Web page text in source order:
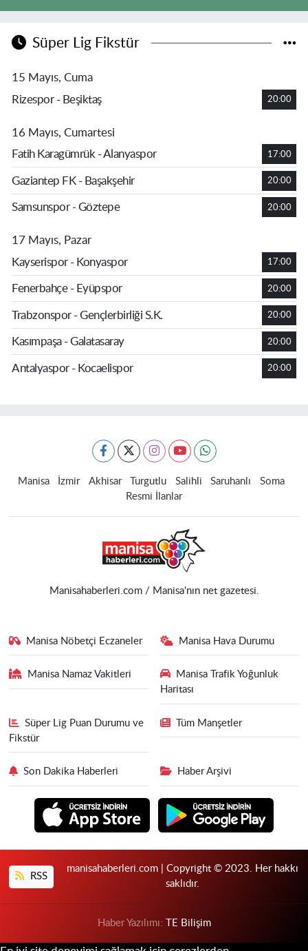
Süper Lig Fikstür
15 Mayıs, Cuma
Rizespor - Beşiktaş
20:00
16 Mayıs, Cumartesi
Fatih Karagümrük - Alanyaspor
17:00
Gaziantep FK - Başakşehir 20:00
Samsunspor - Göztepe 20:00
17 Mayıs, Pazar
Kayserispor - Konyaspor
17:00
Fenerbahçe - Eyüpspor 20:00
Trabzonspor - Gençlerbirliği S.K. 20:00
Kasımpaşa - Galatasaray 20:00
Antalyaspor - Kocaelispor 20:00
Manisa İzmir Akhisar Turgutlu Salihli Saruhanlı
Soma
Resmi İlanlar
Manisahaberleri.com / Manisa'nın net gazetesi.
Manisa Nöbetçi Eczaneler Manisa Hava Durumu
Manisa Namaz Vakitleri
Manisa Trafik Yoğunluk
Haritası
Süper Lig Puan Durumu ve
Fikstür
Tüm Manşetler
Son Dakika Haberleri Haber Arşivi
RSS
manisahaberleri.com | Copyright © 2023. Her hakkı
saklıdır.
Haber Yazılımı: TE Bilişim